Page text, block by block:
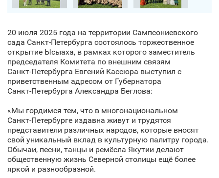
20 июля 2025 года на территории Сампсониевского
сада Санкт‑Петербурга состоялось торжественное
открытие Ысыаха, в рамках которого заместитель
председателя Комитета по внешним связям
Санкт‑Петербурга Евгений Кассюра выступил с
приветственным адресом от Губернатора
Санкт‑Петербурга Александра Беглова:
«Мы гордимся тем, что в многонациональном
Санкт‑Петербурге издавна живут и трудятся
представители различных народов, которые вносят
свой уникальный вклад в культурную палитру города.
Обычаи, песни, танцы и ремёсла Якутии делают
общественную жизнь Северной столицы ещё более
яркой и разнообразной.